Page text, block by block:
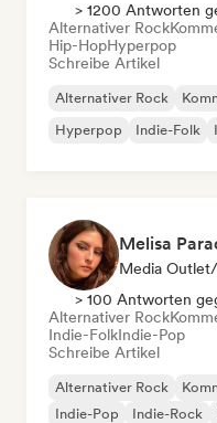
> 1200 Antworten
Alternativer Rock
Hip-HopHyperpop
Schreibe Artikel
Alternativer Rock
Hyperpop
Indie-Folk
Melisa
Media
> 100 Antworten
Alternativer Rock
Indie-FolkIndie-Pop
Schreibe Artikel
Alternativer Rock
Indie-Pop
Indie-Rock